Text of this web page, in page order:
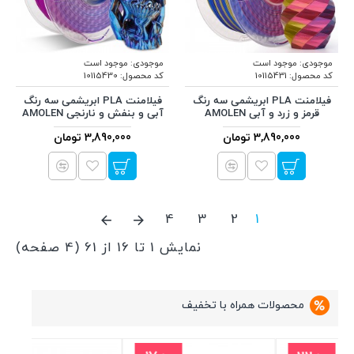
موجودی: موجود است
کد محصول: 10115431
فیلامنت PLA ابریشمی سه رنگ
قرمز و زرد و آبی AMOLEN
3,890,000 تومان
موجودی: موجود است
کد محصول: 10115430
فیلامنت PLA ابریشمی سه رنگ
آبی و بنفش و نارنجی AMOLEN
3,890,000 تومان
1
2
3
4
نمایش 1 تا 16 از 61 (4 صفحه)
محصولات همراه با تخفیف